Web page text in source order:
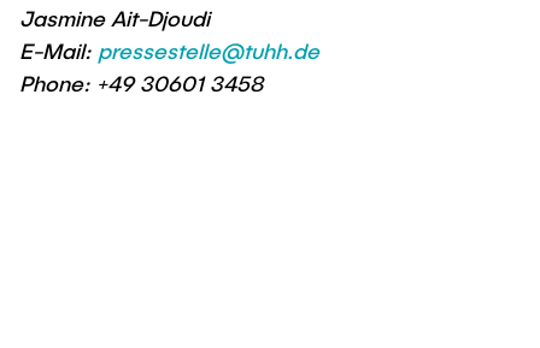
Jasmine Ait-Djoudi
E-Mail: pressestelle@tuhh.de
Phone: +49 30601 3458